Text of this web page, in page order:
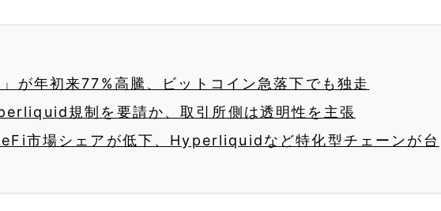
が年初来77%高騰、ビットコイン急落下でも独走
規制を要請か、取引所側は透明性を主張
市場シェアが低下、Hyperliquidなど特化型チェーンが台